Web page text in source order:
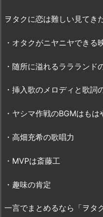
い
い
3.
タ
に
は
し
無
フ
ヲタクに恋は難しい見てき
・オタクがニヤニヤできる
・随所に溢れるララランド
・挿入歌のメロディと歌詞
・ヤシマ作戦のBGMはも
・高畑充希の歌唱力
・MVPは斎藤工
・趣味の肯定
一言でまとめるなら「ヲタ